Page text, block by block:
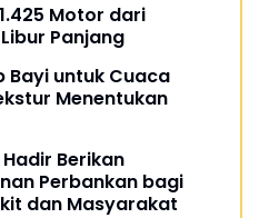
Motor dari
Panjang
Bayi untuk Cuaca
Menentukan
Hadir Berikan
Perbankan bagi
dan Masyarakat